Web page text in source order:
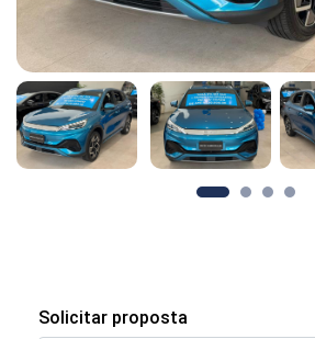
Solicitar proposta